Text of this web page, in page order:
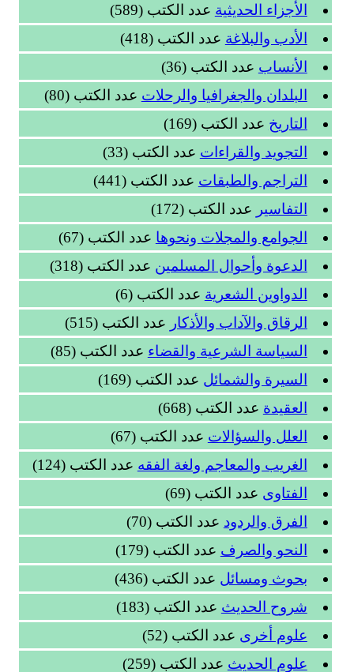
الأجزاء الحديثية عدد الكتب (589)
الأدب والبلاغة عدد الكتب (418)
الأنساب عدد الكتب (36)
البلدان والجغرافيا والرحلات عدد الكتب (80)
التاريخ عدد الكتب (169)
التجويد والقراءات عدد الكتب (33)
التراجم والطبقات عدد الكتب (441)
التفاسير عدد الكتب (172)
الجوامع والمجلات ونحوها عدد الكتب (67)
الدعوة وأحوال المسلمين عدد الكتب (318)
الدواوين الشعرية عدد الكتب (6)
الرقاق والآداب والأذكار عدد الكتب (515)
السياسة الشرعية والقضاء عدد الكتب (85)
السيرة والشمائل عدد الكتب (169)
العقيدة عدد الكتب (668)
العلل والسؤالات عدد الكتب (67)
الغريب والمعاجم ولغة الفقه عدد الكتب (124)
الفتاوى عدد الكتب (69)
الفرق والردود عدد الكتب (70)
النحو والصرف عدد الكتب (179)
بحوث ومسائل عدد الكتب (436)
شروح الحديث عدد الكتب (183)
علوم أخرى عدد الكتب (52)
علوم الحديث عدد الكتب (259)